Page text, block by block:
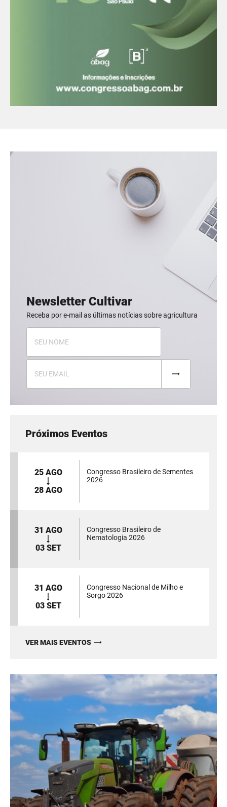
Newsletter Cultivar
Receba por e-mail as últimas notícias sobre agricultura
Próximos Eventos
25 AGO
28 AGO
Congresso Brasileiro de Sementes
2026
31 AGO
03 SET
Congresso Brasileiro de
Nematologia 2026
31 AGO
03 SET
Congresso Nacional de Milho e
Sorgo 2026
VER MAIS EVENTOS